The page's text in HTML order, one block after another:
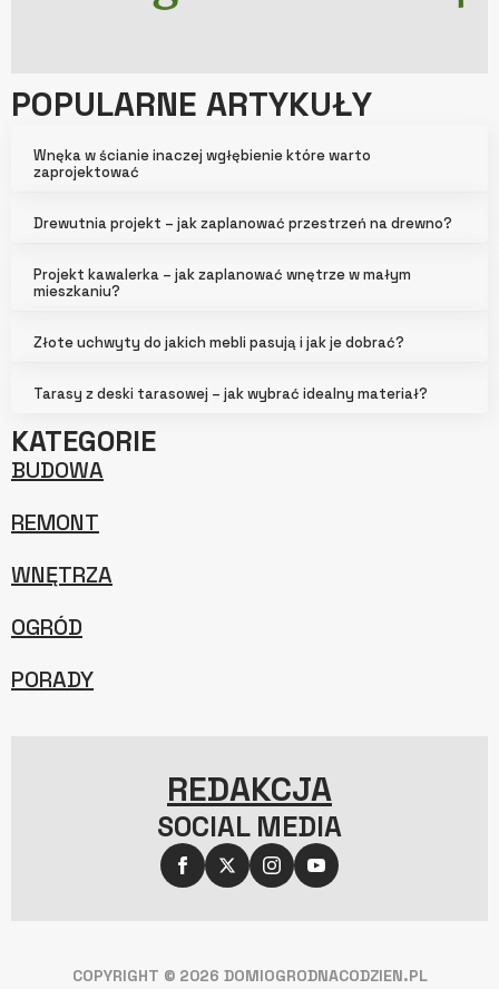
POPULARNE ARTYKUŁY
Wnęka w ścianie inaczej wgłębienie które warto
zaprojektować
Drewutnia projekt – jak zaplanować przestrzeń na drewno?
Projekt kawalerka – jak zaplanować wnętrze w małym
mieszkaniu?
Złote uchwyty do jakich mebli pasują i jak je dobrać?
Tarasy z deski tarasowej – jak wybrać idealny materiał?
KATEGORIE
BUDOWA
REMONT
WNĘTRZA
OGRÓD
PORADY
REDAKCJA
SOCIAL MEDIA
COPYRIGHT © 2026 DOMIOGRODNACODZIEN.PL